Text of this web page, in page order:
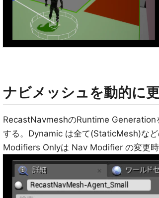
ナビメッシュを動的に
RecastNavmeshのRuntime
する。Dynamic は全て(StaticMesh)な
Modifiers Onlyは Nav Modifier の変更